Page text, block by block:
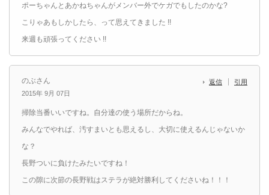
ポーちゃんとあかねちゃんがメンバー外でケガでもしたのかな?
こりゃあもしかしたら、って思えてきました !!
来週も頑張ってください !!
のぶさん
2015年 9月 07日
返信 引用
掃除当番いいですね。自分達の使う場所だからね。
みんなでやれば、汚すまいとも思えるし、大切に使えるんじゃないか
な？
長野ついに負けたみたいですね！
この隙に次節の長野戦はステラが絶対勝利してくださいね！！！